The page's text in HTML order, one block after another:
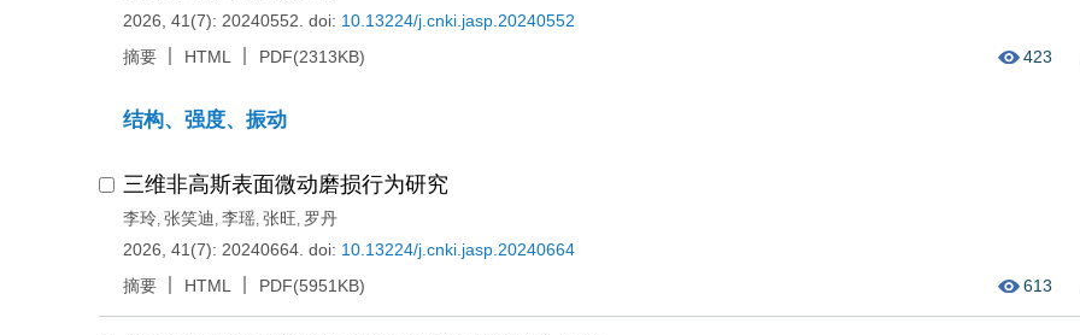
2026, 41(7): 20240552. doi: 10.13224/j.cnki.jasp.20240552
摘要
HTML PDF(2313KB) 423
结构、强度、振动
三维非高斯表面微动磨损行为研究
李玲, 张笑迪 , 李瑶, 张旺, 罗丹
2026, 41(7): 20240664. doi: 10.13224/j.cnki.jasp.20240664
摘要
HTML PDF(5951KB) 613